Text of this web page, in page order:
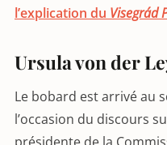
l’explication du Visegrád
Ursula von der
Le bobard est arrivé au
l’occasion du discours